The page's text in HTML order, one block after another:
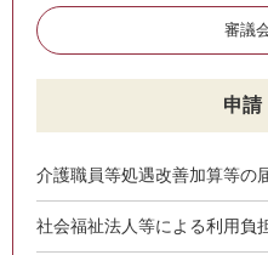
審議
申請
介護職員等処遇改善加算等の
社会福祉法人等による利用負